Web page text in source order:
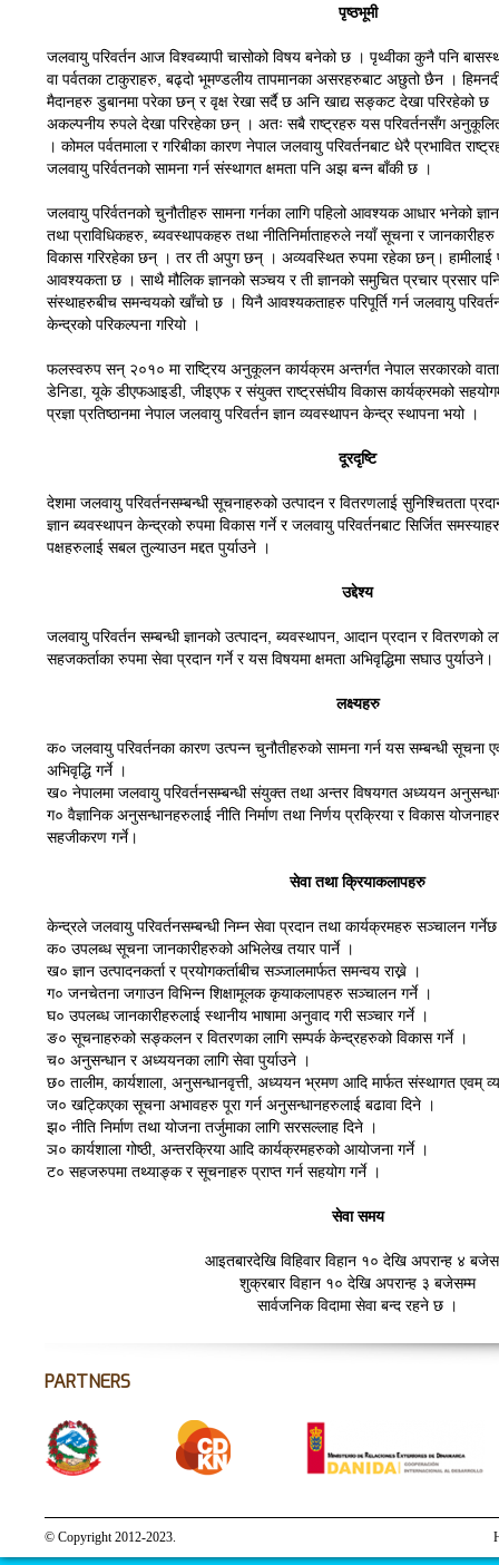
पृष्ठभूमी
जलवायु परिवर्तन आज विश्वब्यापी चासोको विषय बनेको छ । पृथ्वीका कुनै पनि
वा पर्वतका टाकुराहरु, बढ्दो भूमण्डलीय तापमानका असरहरुबाट अछुतो छैन ।
मैदानहरु डुबानमा परेका छन् र वृक्ष रेखा सर्दै छ अनि खाद्य सङ्कट देखा परिरहेको छ
अकल्पनीय रुपले देखा परिरहेका छन् । अतः सबै राष्ट्रहरु यस परिवर्तनसँग
। कोमल पर्वतमाला र गरिबीका कारण नेपाल जलवायु परिवर्तनबाट धेरै प्रभावित
जलवायु परिर्वतनको सामना गर्न संस्थागत क्षमता पनि अझ बन्न बाँकी छ ।
जलवायु परिर्वतनको चुनौतीहरु सामना गर्नका लागि पहिलो आवश्यक आधार भनेको
तथा प्राविधिकहरु, ब्यवस्थापकहरु तथा नीतिनिर्माताहरुले नयाँ सूचना र
विकास गरिरहेका छन् । तर ती अपुग छन् । अव्यवस्थित रुपमा रहेका छन्। हामीलाई
आवश्यकता छ । साथै मौलिक ज्ञानको सञ्चय र ती ज्ञानको समुचित प्रचार प्रसार
संस्थाहरुबीच समन्वयको खाँचो छ । यिनै आवश्यकताहरु परिपूर्ति गर्न जलवायु
केन्द्रको परिकल्पना गरियो ।
फलस्वरुप सन् २०१० मा राष्ट्रिय अनुकूलन कार्यक्रम अन्तर्गत नेपाल सरकारको
डेनिडा, यूके डीएफआइडी, जीइएफ र संयुक्त राष्ट्रसंघीय विकास कार्यक्रमको
प्रज्ञा प्रतिष्ठानमा नेपाल जलवायु परिवर्तन ज्ञान व्यवस्थापन केन्द्र स्थापना भयो ।
दूरदृष्टि
देशमा जलवायु परिवर्तनसम्बन्धी सूचनाहरुको उत्पादन र वितरणलाई सुनिश्चितता
ज्ञान ब्यवस्थापन केन्द्रको रुपमा विकास गर्ने र जलवायु परिवर्तनबाट सिर्जित
पक्षहरुलाई सबल तुल्याउन मद्दत पुर्याउने ।
उद्देश्य
जलवायु परिवर्तन सम्बन्धी ज्ञानको उत्पादन, ब्यवस्थापन, आदान प्रदान र वितरणको
सहजकर्ताका रुपमा सेवा प्रदान गर्ने र यस विषयमा क्षमता अभिवृद्धिमा सघाउ पुर्याउने।
लक्ष्यहरु
क० जलवायु परिवर्तनका कारण उत्पन्न चुनौतीहरुको सामना गर्न यस सम्बन्धी सूचना
अभिवृद्धि गर्ने ।
ख० नेपालमा जलवायु परिवर्तनसम्बन्धी संयुक्त तथा अन्तर विषयगत अध्ययन
ग० वैज्ञानिक अनुसन्धानहरुलाई नीति निर्माण तथा निर्णय प्रक्रिया र विकास
सहजीकरण गर्ने।
सेवा तथा क्रियाकलापहरु
केन्द्रले जलवायु परिवर्तनसम्बन्धी निम्न सेवा प्रदान तथा कार्यक्रमहरु सञ्चालन
क० उपलब्ध सूचना जानकारीहरुको अभिलेख तयार पार्ने ।
ख० ज्ञान उत्पादनकर्ता र प्रयोगकर्ताबीच सञ्जालमार्फत समन्वय राख्ने ।
ग० जनचेतना जगाउन विभिन्न शिक्षामूलक कृयाकलापहरु सञ्चालन गर्ने ।
घ० उपलब्ध जानकारीहरुलाई स्थानीय भाषामा अनुवाद गरी सञ्चार गर्ने ।
ङ० सूचनाहरुको सङ्कलन र वितरणका लागि सम्पर्क केन्द्रहरुको विकास गर्ने ।
च० अनुसन्धान र अध्ययनका लागि सेवा पुर्याउने ।
छ० तालीम, कार्यशाला, अनुसन्धानवृत्ती, अध्ययन भ्रमण आदि मार्फत संस्थागत एवम्
ज० खट्किएका सूचना अभावहरु पूरा गर्न अनुसन्धानहरुलाई बढावा दिने ।
झ० नीति निर्माण तथा योजना तर्जुमाका लागि सरसल्लाह दिने ।
ञ० कार्यशाला गोष्ठी, अन्तरक्रिया आदि कार्यक्रमहरुको आयोजना गर्ने ।
ट० सहजरुपमा तथ्याङ्क र सूचनाहरु प्राप्त गर्न सहयोग गर्ने ।
सेवा समय
आइतबारदेखि विहिवार विहान १० देखि अपरान्ह ४
शुक्रबार विहान १० देखि अपरान्ह ३ बजेसम्म
सार्वजनिक विदामा सेवा बन्द रहने छ ।
PARTNERS
© Copyright 2012-2023.